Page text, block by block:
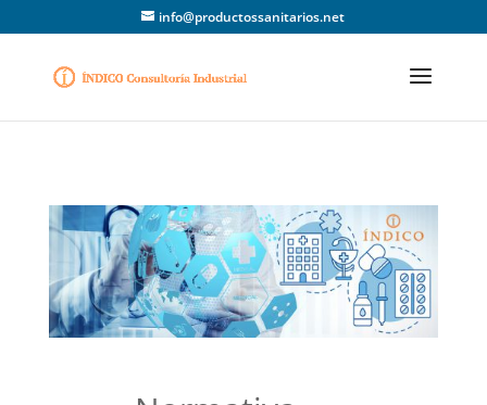
info@productossanitarios.net